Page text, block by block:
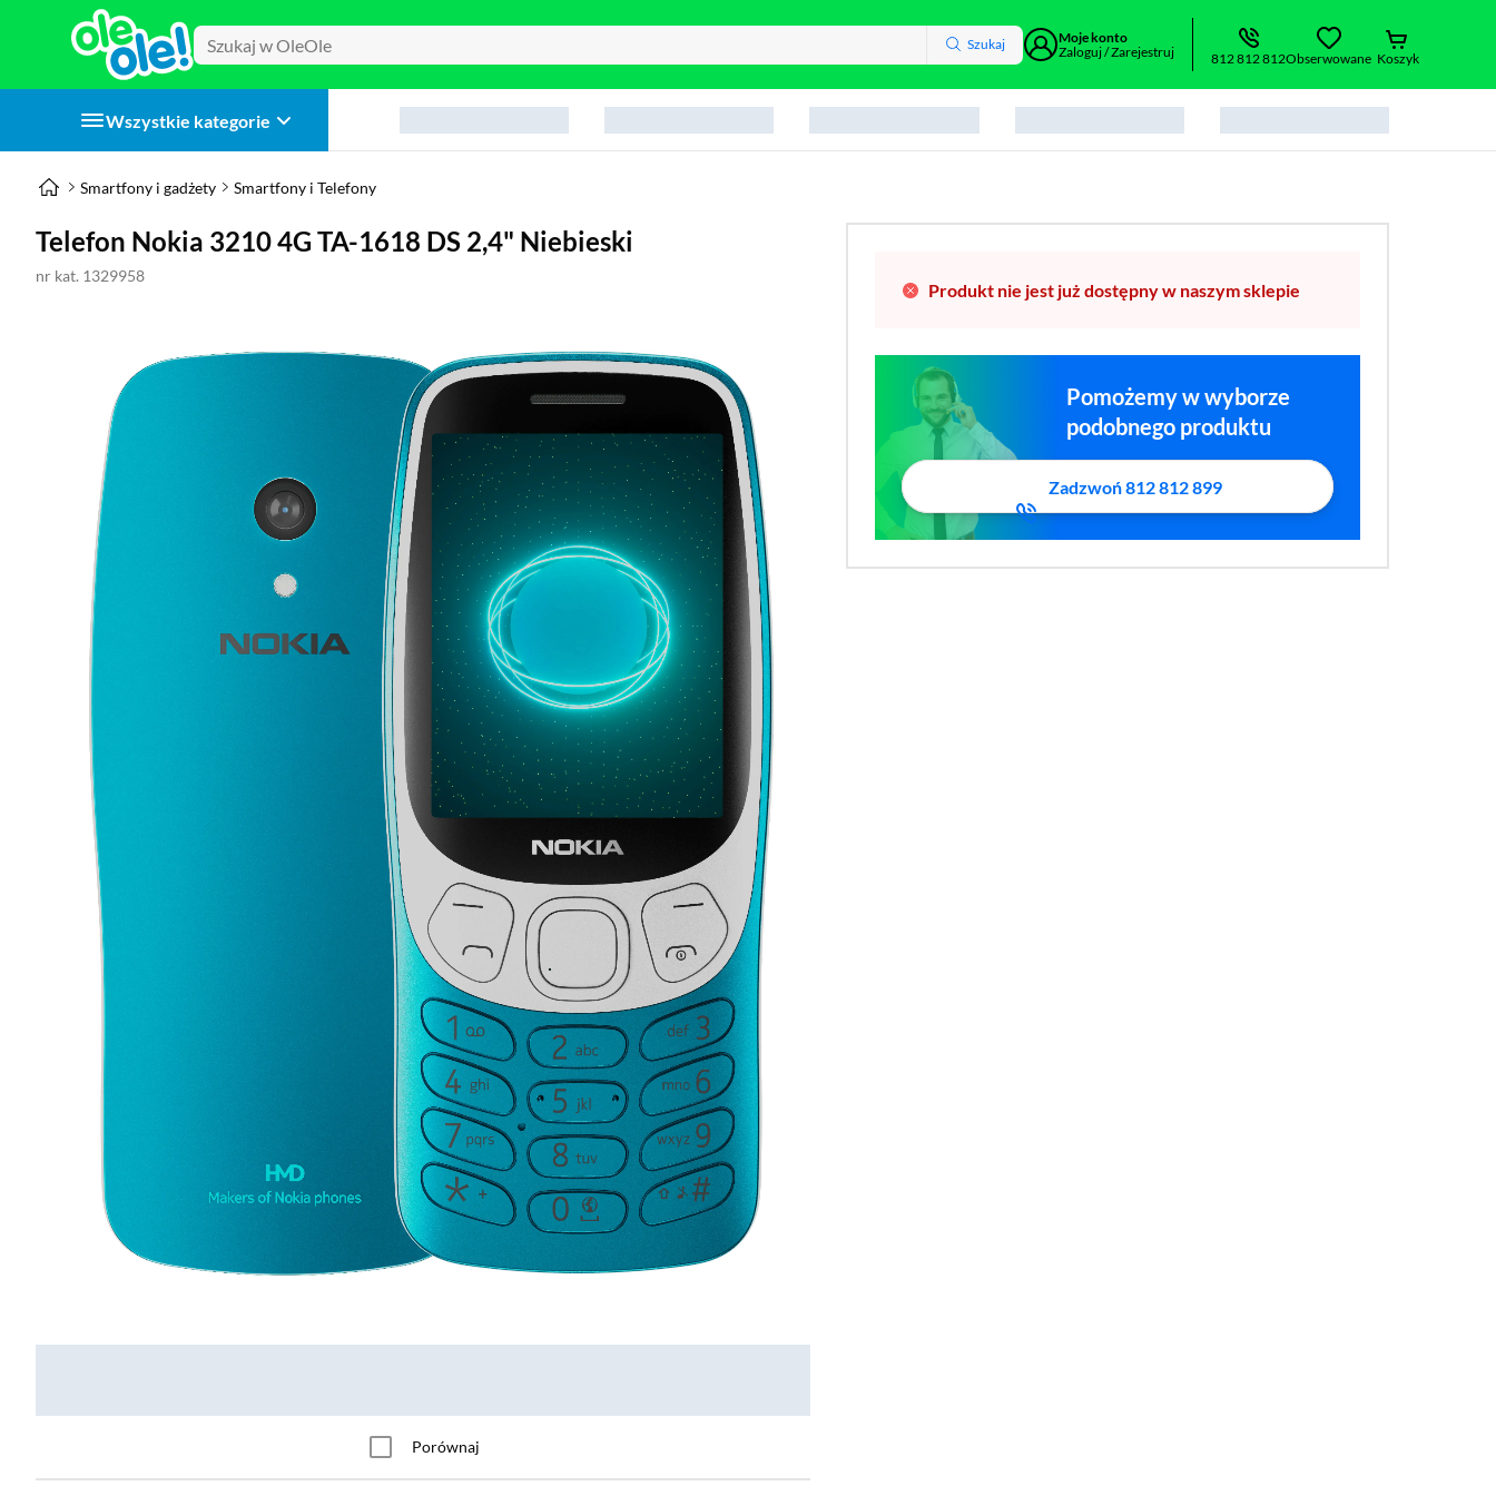
Szukaj
Moje konto
Zaloguj / Zarejestruj
812 812 812Obserwowane Koszyk
Wszystkie kategorie
Smartfony i gadżety Smartfony i Telefony
Telefon Nokia 3210 4G TA-1618 DS 2,4" Niebieski
nr kat. 1329958
Porównaj
Produkt nie jest już dostępny w naszym sklepie
Pomożemy w wyborze
podobnego produktu
Zadzwoń 812 812 899